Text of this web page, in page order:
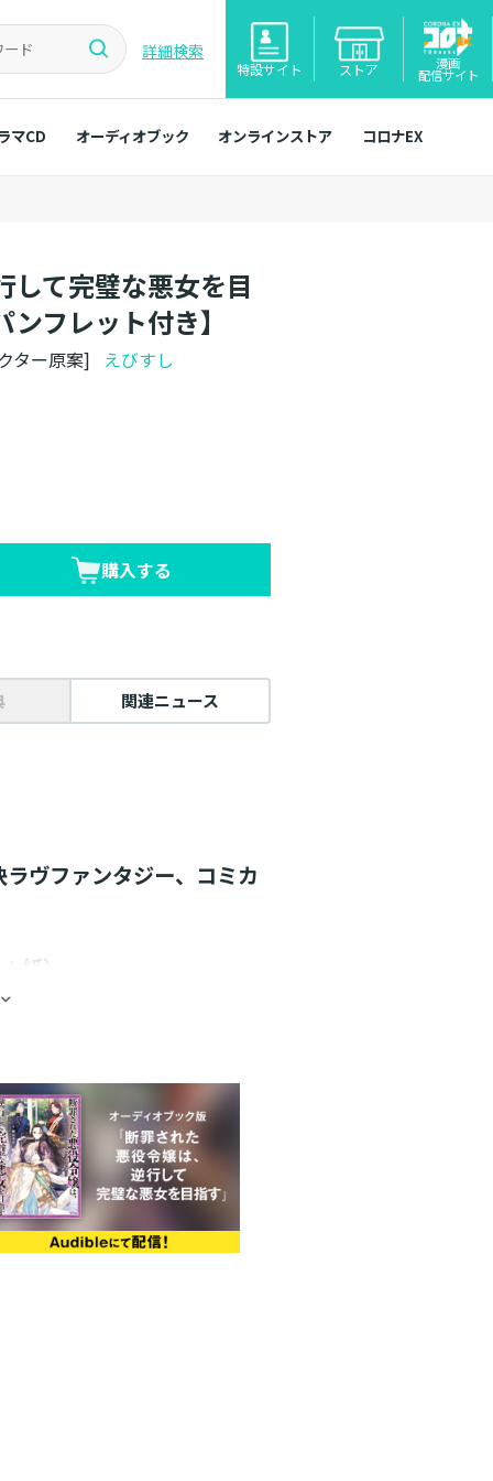
詳細検索
特設サイト ストア 漫画
配信サイト
マCD オーディオブック オンラインストア コロナEX
して完璧な悪女を目
フレット付き】
ター原案] えびすし
購入する
関連ニュース
ヴファンタジー、コミカ
紙）
先生による書き下ろしSS
を王に推す王弟派と兄王派の
状況だというのだ。
動が勃発。その首謀者がラウ
？
張った情報収集へと乗り出して